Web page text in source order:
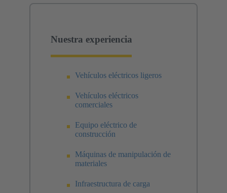
Nuestra experiencia
Vehículos eléctricos ligeros
Vehículos eléctricos
comerciales
Equipo eléctrico de
construcción
Máquinas de manipulación de
materiales
Infraestructura de carga